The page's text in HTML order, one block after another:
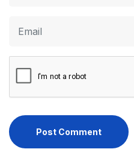
Post Comment